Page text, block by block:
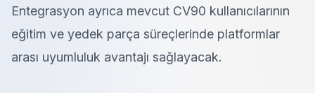
Entegrasyon ayrıca mevcut CV90 kullanıcılarının
eğitim ve yedek parça süreçlerinde platformlar
arası uyumluluk avantajı sağlayacak.